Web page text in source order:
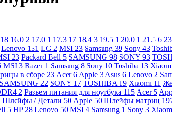
18 16.0 2 17.0 1 17.3 17 18.4 3 19.5 1 20.0 1 21.5 6
Lenovo 131 LG 2 MSI 23 Samsung 39 Sony 43
23 Packard Bell 5 SAMSUNG 98 SONY 93
MSI 3 Razer 1 Samsung 8 Sony 10 Toshiba 13 Xiaomi
в сборе 23 Acer6 Apple 3 Asus 6 Lenovo 2
SAMSUNG 22 SONY 17 TOSHIBA 19 Xiaomi 11
2 Разъем питания для ноутбука 115 Acer 5
Шлейфы / Детали 50 Apple 50 Шлейфы матриц
5 HP 28 Lenovo 50 MSI 4 Samsung 1 Sony 3